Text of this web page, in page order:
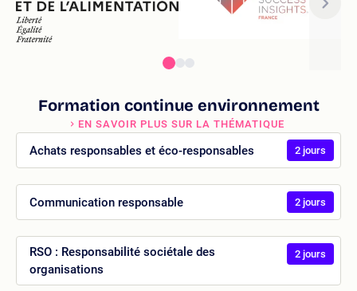
Formation continue environnement
EN SAVOIR PLUS SUR LA THÉMATIQUE
Achats responsables et éco-responsables 2 jours
Communication responsable 2 jours
RSO : Responsabilité sociétale des
organisations
2 jours